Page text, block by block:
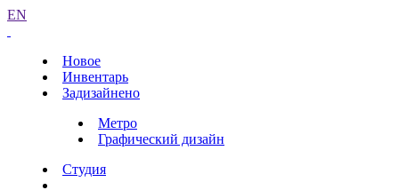
EN
Новое
Инвентарь
Задизайнено
Метро
Графический дизайн
Студия